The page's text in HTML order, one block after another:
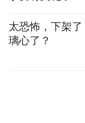
by the user of
platform and
space services.”
太恐怖，下架
璃心了？